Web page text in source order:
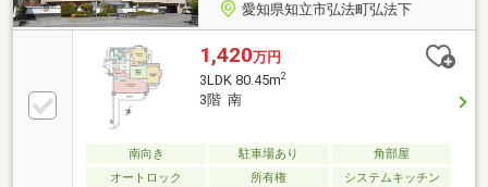
愛知県知立市弘法町弘法下
1,420万円
3LDK 80.45m2
3階 南
南向き 駐車場あり
角部屋
オートロック
所有権 システムキッチン